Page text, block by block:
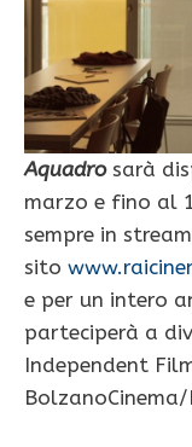
Aquadro sarà
marzo e fino al
sempre in
sito
e per un intero
parteciperà a
Independent